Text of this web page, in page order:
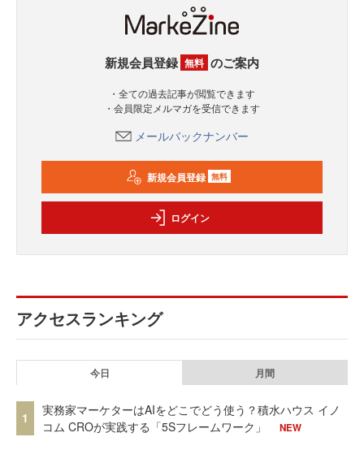
新規会員登録 無料 のご案内
・全ての過去記事が閲覧できます
・会員限定メルマガを受信できます
メールバックナンバー
新規会員登録 無料
ログイン
アクセスランキング
今日 月間
1
実務家マーケターはAIをどこでどう使う？積水ハウス イノ
コム CROが実践する「5Sフレームワーク」
NEW